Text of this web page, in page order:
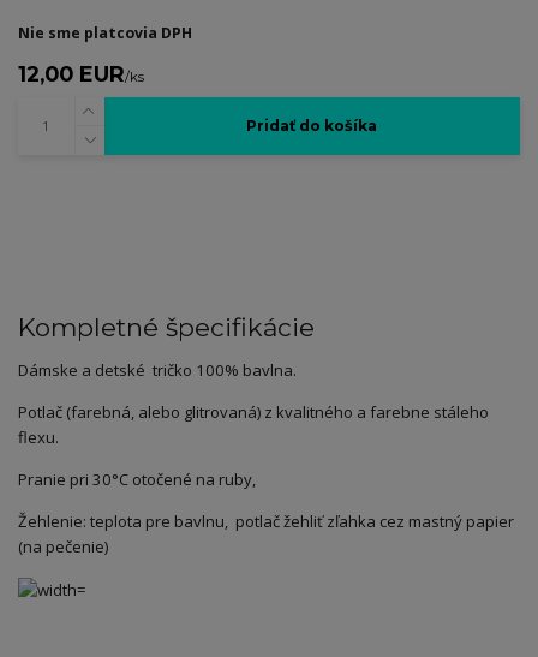
Nie sme platcovia DPH
12,00 EUR/ks
Pridať do košíka
Kompletné špecifikácie
Dámske a detské tričko 100% bavlna.
Potlač (farebná, alebo glitrovaná) z kvalitného a farebne stáleho
flexu.
Pranie pri 30°C otočené na ruby,
Žehlenie: teplota pre bavlnu, potlač žehliť zľahka cez mastný papier
(na pečenie)